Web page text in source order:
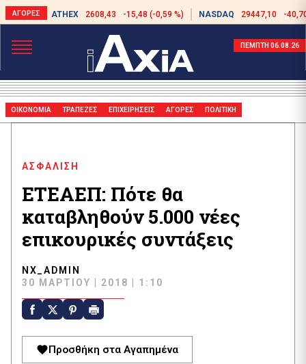
ATHEX 2608,43 -15,48 (-0,59 %) NASDAQ 29447,10 -
ΠΕΜΠΤΗ 06.08.26
ΟΙΚΟΝΟΜΙΑ ΤΡΑΠΕΖΕΣ ΕΠΙΧΕΙΡΗΣΕΙΣ ΑΓΟΡΕΣ ΠΟΛΙΤΙΚΗ
ΑΣΦΑΛΙΣΗ
ΕΤΕΑΕΠ: Πότε θα
καταβληθούν 5.000 νέες
επικουρικές συντάξεις
NX_ADMIN
30 ΜΑΡΤΊΟΥ | 2018 | 1:10
Προσθήκη στα Αγαπημένα